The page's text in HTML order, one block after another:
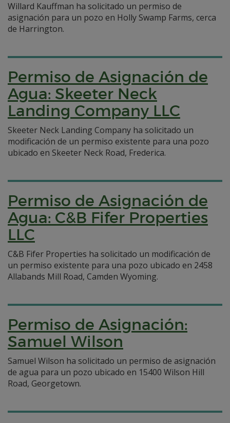
Willard Kauffman ha solicitado un permiso de
asignación para un pozo en Holly Swamp Farms, cerca
de Harrington.
Permiso de Asignación de
Agua: Skeeter Neck
Landing Company LLC
Skeeter Neck Landing Company ha solicitado un
modificación de un permiso existente para una pozo
ubicado en Skeeter Neck Road, Frederica.
Permiso de Asignación de
Agua: C&B Fifer Properties
LLC
C&B Fifer Properties ha solicitado un modificación de
un permiso existente para una pozo ubicado en 2458
Allabands Mill Road, Camden Wyoming.
Permiso de Asignación:
Samuel Wilson
Samuel Wilson ha solicitado un permiso de asignación
de agua para un pozo ubicado en 15400 Wilson Hill
Road, Georgetown.